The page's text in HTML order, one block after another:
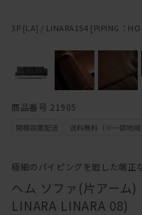
極細のパイピングを廻した端正
ヘム ソファ(片アーム
LINARA LINARA 08)
3P [LA] / LINARA154 [PIPING：HO
商品番号 21905